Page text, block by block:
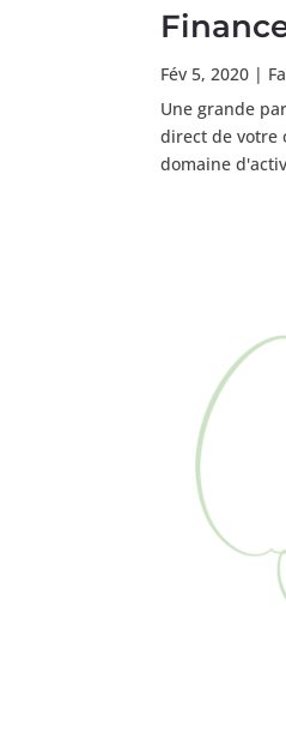
Fév 5, 2020 |
Une grande
direct de votre
domaine